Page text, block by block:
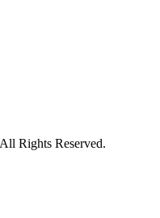
Rights Reserved.